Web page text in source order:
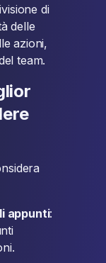
di
delle
azioni,
team.
appunti: